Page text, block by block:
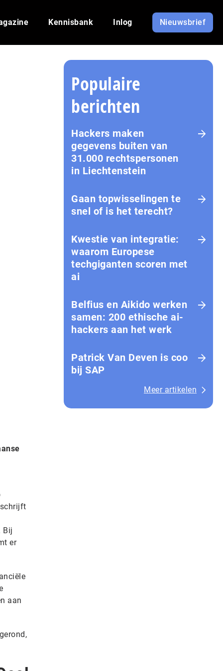
Kennisbank Inlog Nieuwsbrief
Bij
er
aan
Populaire
berichten
Hackers maken
gegevens buiten van
31.000 rechtspersonen
in Liechtenstein
Gaan topwisselingen te
snel of is het terecht?
Kwestie van integratie:
waarom Europese
techgiganten scoren met
ai
Belfius en Aikido werken
samen: 200 ethische ai-
hackers aan het werk
Patrick Van Deven is coo
bij SAP
Meer artikelen